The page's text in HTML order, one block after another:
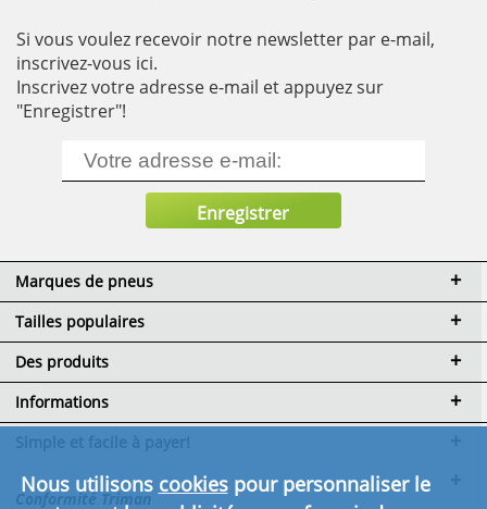
Si vous voulez recevoir notre newsletter par e-mail,
inscrivez-vous ici.
Inscrivez votre adresse e-mail et appuyez sur
"Enregistrer"!
Marques de pneus
Tailles populaires
Des produits
Informations
et de livraison
Conformité Triman
Nous utilisons cookiespour personnaliser le